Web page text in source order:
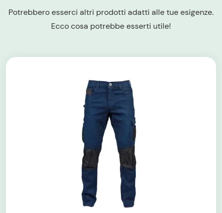
Potrebbero esserci altri prodotti adatti alle tue esigenze.
Ecco cosa potrebbe esserti utile!